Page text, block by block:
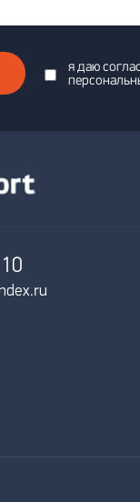
я даю